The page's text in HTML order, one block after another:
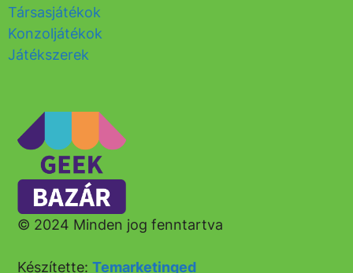
© 2024 Minden jog fenntartva
Készítette:Temarketinged
Társasjátékok
Konzoljátékok
Játékszerek